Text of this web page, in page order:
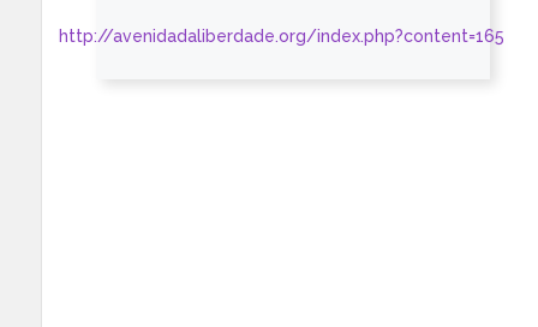
http://avenidadaliberdade.org/index.php?content=165